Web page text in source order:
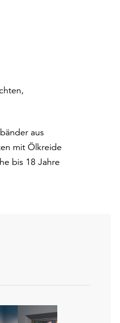
aus
mit Ölkreide
bis 18 Jahre